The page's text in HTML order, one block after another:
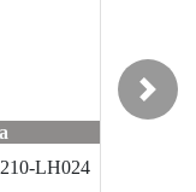
LH024
/ Castellana
Next